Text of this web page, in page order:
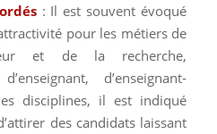
: Il est souvent évoqué
pour les métiers de
et de la recherche,
d’enseignant-
disciplines, il est indiqué
des candidats laissant